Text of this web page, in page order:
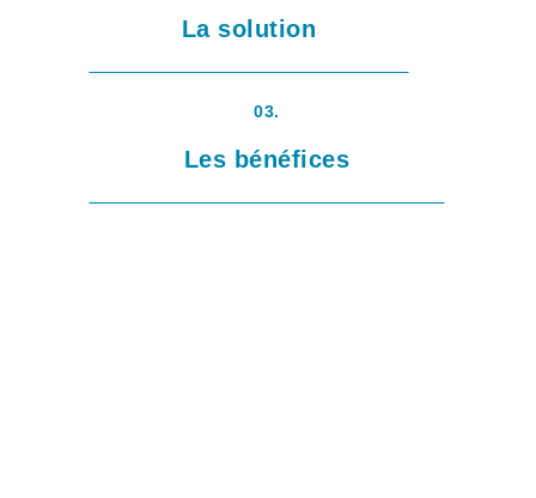
La solution
03.
Les bénéfices